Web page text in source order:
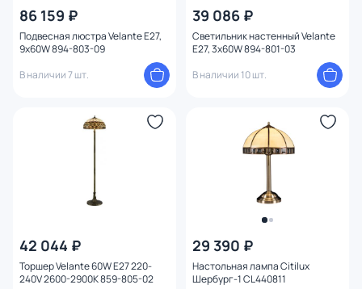
86 159 ₽
Подвесная люстра Velante E27,
9x60W 894-803-09
В наличии 7 шт.
39 086 ₽
Светильник настенный Velante
E27, 3x60W 894-801-03
В наличии 10 шт.
42 044 ₽
Торшер Velante 60W E27 220-
240V 2600-2900K 859-805-02
29 390 ₽
Настольная лампа Citilux
Шербург-1 CL440811